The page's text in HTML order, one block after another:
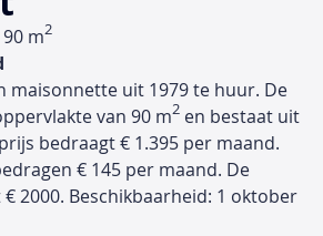
90 m2
maisonnette uit 1979 te huur. De
van 90 m2 en bestaat uit
bedraagt € 1.395 per maand.
€ 145 per maand. De
2000. Beschikbaarheid: 1 oktober